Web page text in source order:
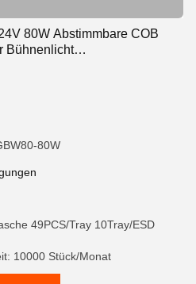
80W Abstimmbare COB
Bühnenlicht
80W
49PCS/Tray 10Tray/ESD
10000 Stück/Monat